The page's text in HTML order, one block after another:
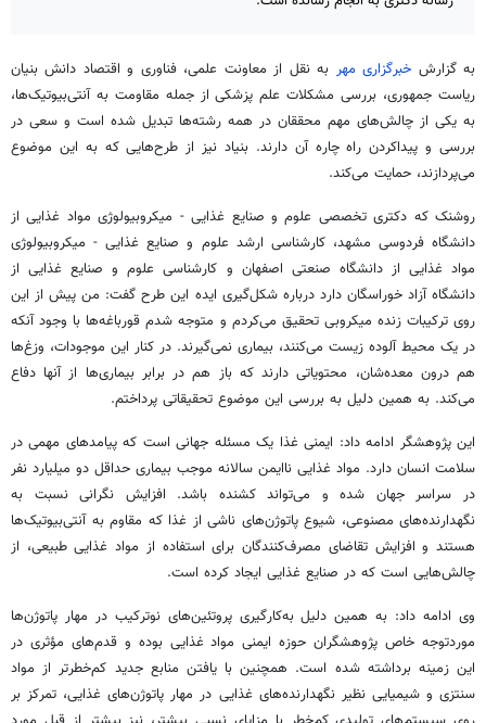
به گزارش خبرگزاری مهر به نقل از معاونت علمی، فناوری و اقتصاد دانش بنیان
ریاست جمهوری، بررسی مشکلات علم پزشکی از جمله مقاومت به آنتی‌بیوتیک‌ها،
به یکی از چالش‌های مهم محققان در همه رشته‌ها تبدیل شده است و سعی در
بررسی و پیداکردن راه چاره آن دارند. بنیاد نیز از طرح‌هایی که به این موضوع
می‌پردازند، حمایت می‌کند.
روشنک که دکتری تخصصی علوم و صنایع غذایی - میکروبیولوژی مواد غذایی از
دانشگاه فردوسی مشهد، کارشناسی ارشد علوم و صنایع غذایی - میکروبیولوژی
مواد غذایی از دانشگاه صنعتی اصفهان و کارشناسی علوم و صنایع غذایی از
دانشگاه آزاد خوراسگان دارد درباره شکل‌گیری ایده این طرح گفت: من پیش‌ از این
روی ترکیبات زنده میکروبی تحقیق می‌کردم و متوجه شدم قورباغه‌ها با وجود آنکه
در یک محیط آلوده زیست می‌کنند، بیماری نمی‌گیرند. در کنار این موجودات، وزغ‌ها
هم درون معده‌شان، محتویاتی دارند که باز هم در برابر بیماری‌ها از آنها دفاع
می‌کند. به همین دلیل به بررسی این موضوع تحقیقاتی پرداختم.
این پژوهشگر ادامه داد: ایمنی غذا یک مسئله جهانی است که پیامدهای مهمی در
سلامت انسان دارد. مواد غذایی ناایمن سالانه موجب بیماری حداقل دو میلیارد نفر
در سراسر جهان شده و می‌تواند کشنده باشد. افزایش نگرانی نسبت به
نگهدارنده‌های مصنوعی، شیوع پاتوژن‌های ناشی از غذا که مقاوم به آنتی‌بیوتیک‌ها
هستند و افزایش تقاضای مصرف‌کنندگان برای استفاده از مواد غذایی طبیعی، از
چالش‌هایی است که در صنایع غذایی ایجاد کرده است.
وی ادامه داد: به همین دلیل به‌کارگیری پروتئین‌های نوترکیب در مهار پاتوژن‌ها
موردتوجه خاص پژوهشگران حوزه ایمنی مواد غذایی بوده و قدم‌های مؤثری در
این زمینه برداشته شده است. همچنین با یافتن منابع جدید کم‌خطرتر از مواد
سنتزی و شیمیایی نظیر نگهدارنده‌های غذایی در مهار پاتوژن‌های غذایی، تمرکز بر